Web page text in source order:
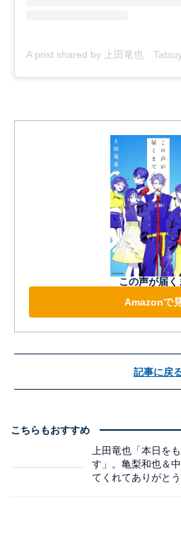
A post shared by 上田竜也
この声が届く
Amazonで
記事に戻
こちらもおすすめ
上田竜也「本日を
す」。亀梨和也＆
てくれてありがとう